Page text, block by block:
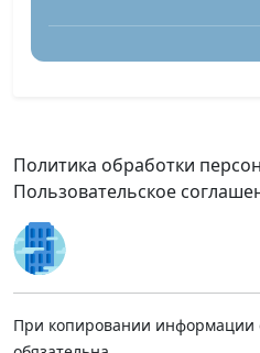
Политика обработки
Пользовательское
При копировании информации